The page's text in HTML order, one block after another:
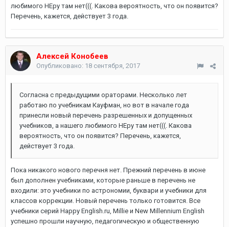
любимого НЕру там нет(((. Какова вероятность, что он появится?
Перечень, кажется, действует 3 года.
Алексей Конобеев
Опубликовано: 18 сентября, 2017
Согласна с предыдущими ораторами. Несколько лет
работаю по учебникам Кауфман, но вот в начале года
принесли новый перечень разрешенных и допущенных
учебников, а нашего любимого НЕру там нет(((. Какова
вероятность, что он появится? Перечень, кажется,
действует 3 года.
Пока никакого нового перечня нет. Прежний перечень в июне
был дополнен учебниками, которые раньше в перечень не
входили: это учебники по астрономии, буквари и учебники для
классов коррекции. Новый перечень только готовится. Все
учебники серий Happy English.ru, Millie и New Millennium English
успешно прошли научную, педагогическую и общественную